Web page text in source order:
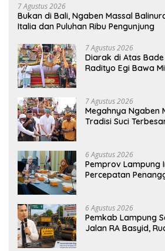
7 Agustus 2026
Bukan di Bali, Ngaben Massal
Italia dan Puluhan Ribu Pengunjung
7 Agustus 2026
Diarak di Atas
Radityo Egi Bawa
7 Agustus 2026
Megahnya Ngaben
Tradisi Suci
6 Agustus 2026
Pemprov Lampung
Percepatan
6 Agustus 2026
Pemkab Lampung
Jalan RA Basyid,